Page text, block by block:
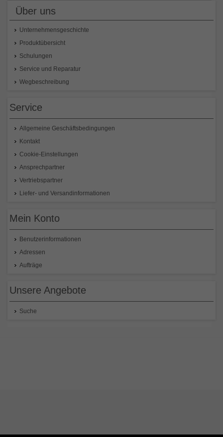
Über uns
Unternehmensgeschichte
Produktübersicht
Schulungen
Service und Reparatur
Wegbeschreibung
Service
Allgemeine Geschäftsbedingungen
Kontakt
Cookie-Einstellungen
Ansprechpartner
Vertriebspartner
Liefer- und Versandinformationen
Mein Konto
Benutzerinformationen
Adressen
Aufträge
Unsere Angebote
Suche